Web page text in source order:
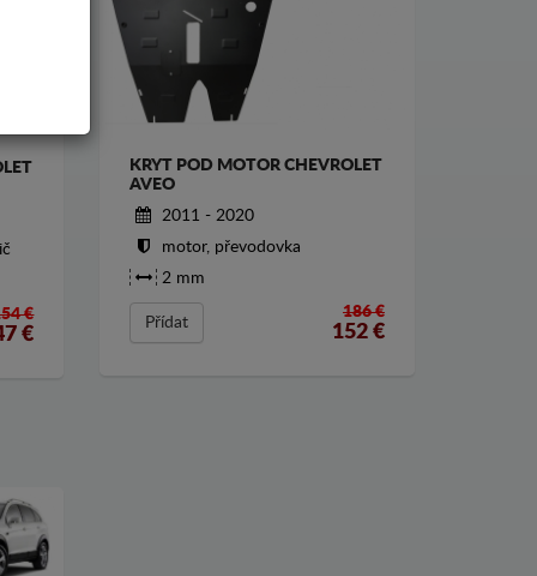
€
€
KRYT POD MOTOR CHEVROLET
AVEO
2011 - 2020
motor, převodovka
2 mm
Přídat
186 €
152€